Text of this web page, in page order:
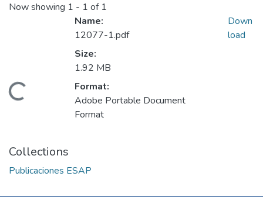
Now showing 1 - 1 of 1
Loading...
Name:
12077-1.pdf
Size:
1.92 MB
Format:
Adobe Portable Document
Format
Down
load
Collections
Publicaciones ESAP